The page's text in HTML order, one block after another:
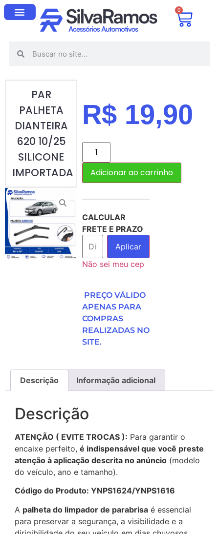
0
PAR
PALHETA
DIANTEIRA
620 10/25
SILICONE
IMPORTADA
R$ 19,90
Adicionar ao carrinho
CALCULAR
FRETE E PRAZO
Aplicar
Não sei meu cep
PREÇO VÁLIDO
APENAS PARA
COMPRAS
REALIZADAS NO
SITE.
Descrição Informação adicional
Descrição
ATENÇÃO ( EVITE TROCAS ): Para garantir o
encaixe perfeito, é indispensável que você preste
atenção à aplicação descrita no anúncio (modelo
do veículo, ano e tamanho).
Código do Produto: YNPS1624/YNPS1616
A palheta do limpador de parabrisa é essencial
para preservar a segurança, a visibilidade e a